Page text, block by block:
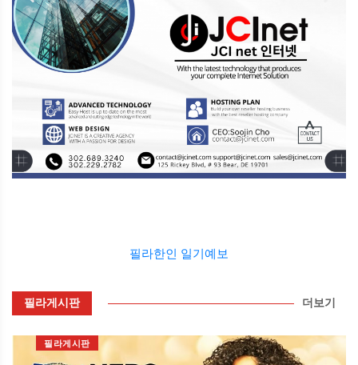
필라한인 일기예보
필라게시판 더보기
필라게시판